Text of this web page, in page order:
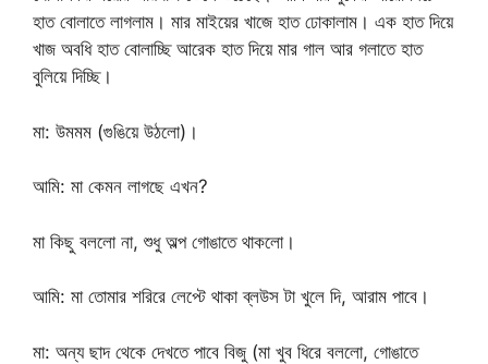
হাত বোলাতে লাগলাম। মার মাইয়ের খাজে হাত ঢোকালাম। এক হাত দিয়ে
খাজ অবধি হাত বোলাচ্ছি আরেক হাত দিয়ে মার গাল আর গলাতে হাত
বুলিয়ে দিচ্ছি।
মা: উমমম (গুঙিয়ে উঠলো)।
আমি: মা কেমন লাগছে এখন?
মা কিছু বললো না, শুধু অল্প গোঙাতে থাকলো।
আমি: মা তোমার শরিরে লেপ্টে থাকা ব্লউস টা খুলে দি, আরাম পাবে।
মা: অন্য ছাদ থেকে দেখতে পাবে বিজু (মা খুব ধিরে বললো, গোঙাতে